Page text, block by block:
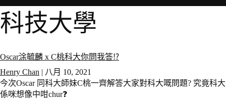
科技大學
Oscar涂毓麟 x C桃科大你問我答⁉️
Henry Chan | 八月 10, 2021
今次Oscar 同科大師妹C桃一齊解答大家對科大嘅問題? 究竟科大
係咪想像中咁chur❓